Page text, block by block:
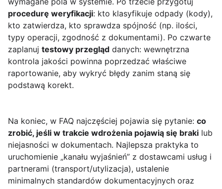
procedurę weryfikacji: kto klasyfikuje odpady (kody),
kto zatwierdza, kto sprawdza spójność (np. ilości,
typy operacji, zgodność z dokumentami). Po czwarte
zaplanuj testowy przegląd danych: wewnętrzna
kontrola jakości powinna poprzedzać właściwe
raportowanie, aby wykryć błędy zanim staną się
podstawą korekt.
Na koniec, w FAQ najczęściej pojawia się pytanie: co
zrobić, jeśli w trakcie wdrożenia pojawią się braki lub
niejasności w dokumentach. Najlepsza praktyka to
uruchomienie „kanału wyjaśnień” z dostawcami usług i
partnerami (transport/utylizacja), ustalenie
minimalnych standardów dokumentacyjnych oraz